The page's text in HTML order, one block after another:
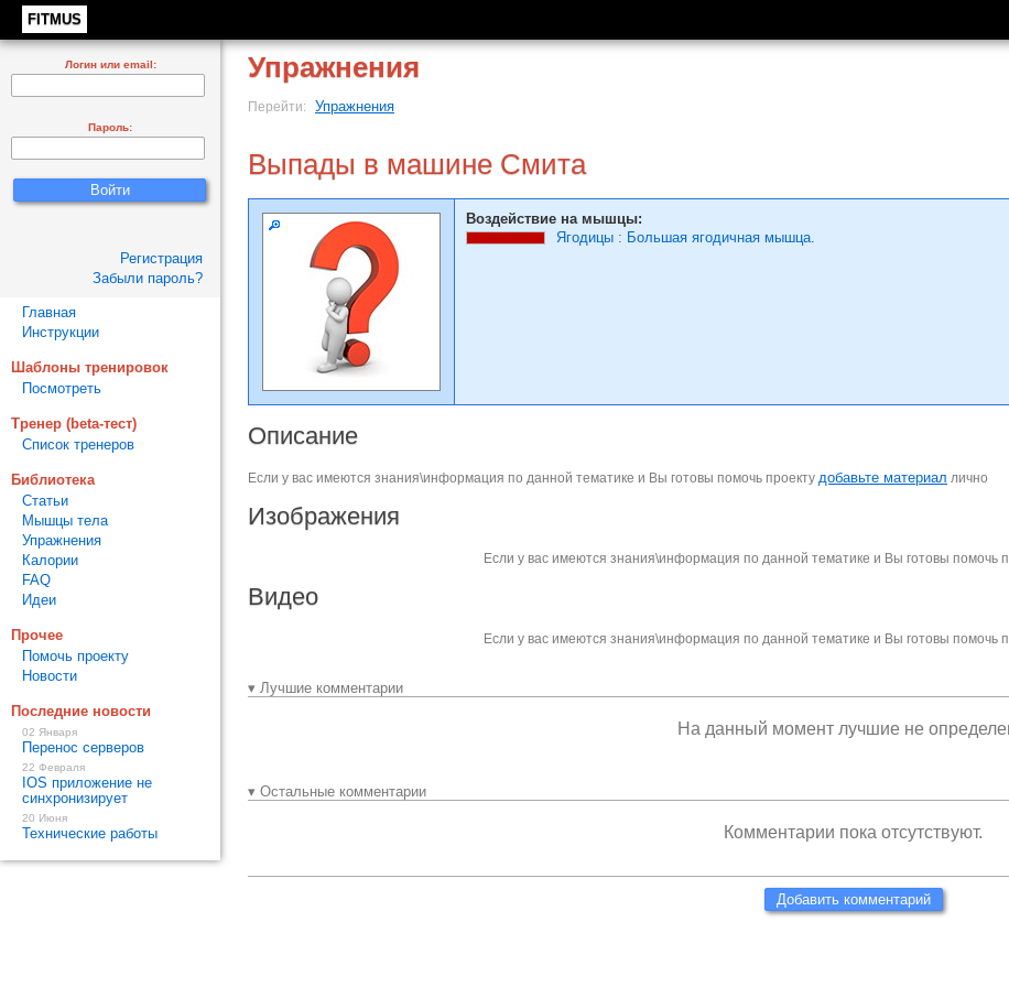
FITMUS
Упражнения
Перейти: Упражнения
Выпады в машине Смита
Воздействие на мышцы:
Ягодицы : Большая ягодичная мышца.
Описание
Если у вас имеются знания\информация по данной тематике и Вы готовы помочь проекту добавьте материал лично
Изображения
Если у вас имеются знания\информация по данной тематике и Вы готовы помочь
Видео
Если у вас имеются знания\информация по данной тематике и Вы готовы помочь
▾ Лучшие комментарии
На данный момент лучшие не
▾ Остальные комментарии
Комментарии пока отсутствуют.
Добавить комментарий
Логин или email:
Пароль:
Регистрация
Забыли пароль?
Главная
Инструкции
Шаблоны тренировок
Посмотреть
Тренер (beta-тест)
Список тренеров
Библиотека
Статьи
Мышцы тела
Упражнения
Калории
FAQ
Идеи
Прочее
Помочь проекту
Новости
Последние новости
02 Января
Перенос серверов
22 Февраля
IOS приложение не
синхронизирует
20 Июня
Технические работы